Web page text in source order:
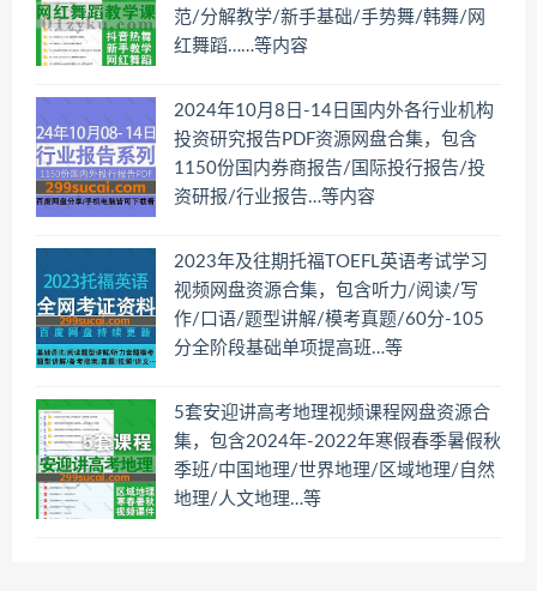
范/分解教学/新手基础/手势舞/韩舞/网
红舞蹈……等内容
2024年10月8日-14日国内外各行业机构
投资研究报告PDF资源网盘合集，包含
1150份国内券商报告/国际投行报告/投
资研报/行业报告…等内容
2023年及往期托福TOEFL英语考试学习
视频网盘资源合集，包含听力/阅读/写
作/口语/题型讲解/模考真题/60分-105
分全阶段基础单项提高班…等
5套安迎讲高考地理视频课程网盘资源合
集，包含2024年-2022年寒假春季暑假秋
季班/中国地理/世界地理/区域地理/自然
地理/人文地理…等